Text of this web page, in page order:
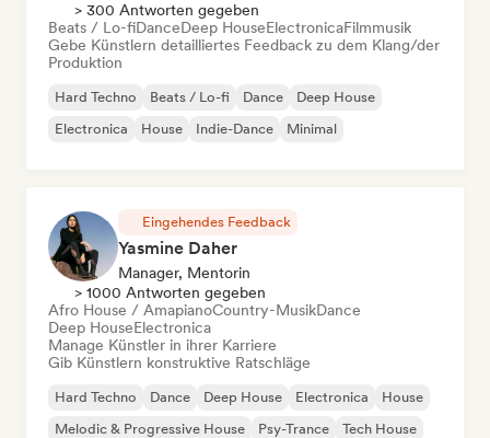
> 300 Antworten gegeben
Beats / Lo-fiDanceDeep HouseElectronicaFilmmusik
Gebe Künstlern detailliertes Feedback zu dem Klang/der
Produktion
Hard Techno Beats / Lo-fi Dance
Deep House
Electronica
House Indie-Dance Minimal
Eingehendes Feedback
Yasmine Daher
Manager, Mentorin
> 1000 Antworten gegeben
Afro House / AmapianoCountry-MusikDance
Deep HouseElectronica
Manage Künstler in ihrer Karriere
Gib Künstlern konstruktive Ratschläge
Hard Techno Dance Deep House Electronica
House
Melodic & Progressive House
Psy-Trance Tech House